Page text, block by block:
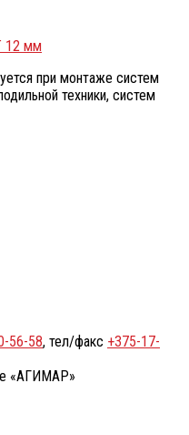
12 мм
при монтаже систем
техники, систем
56-58, тел/факс +375-17-
«АГИМАР»